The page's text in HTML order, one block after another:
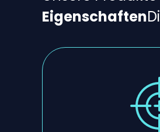
Eigenschaften